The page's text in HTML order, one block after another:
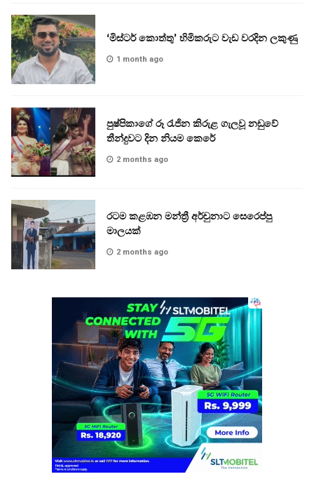
‘මිස්ටර් කොත්තු’ හිමිකරුට වැඩ වරදින ලකුණු
1 month ago
පුෂ්පිකාගේ රූ රැජින කිරුළ ගැලවූ නඩුවේ
තීන්දුවට දින නියම කෙරේ
2 months ago
රටම කළඹන මන්ත්‍රී අර්චුනාට සෙරෙප්පු
මාලයක්
2 months ago